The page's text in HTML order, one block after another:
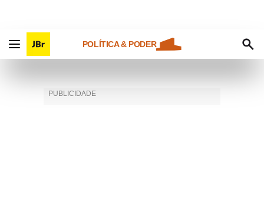
POLÍTICA & PODER